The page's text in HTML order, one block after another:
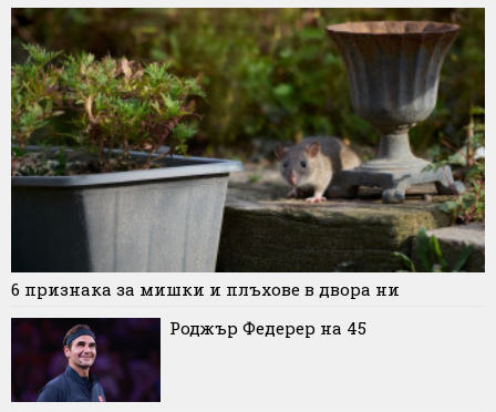
6 признака за мишки и плъхове в двора ни
Роджър Федерер на 45